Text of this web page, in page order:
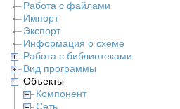
Работа с файлами
Импорт
Экспорт
Информация о схеме
Работа с библиотеками
Вид программы
Объекты
Компонент
Сеть